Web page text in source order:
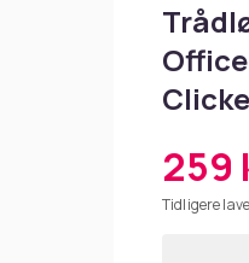
259
Tidligere